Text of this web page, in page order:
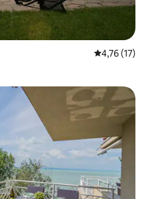
Évaluation
4,76 (17)